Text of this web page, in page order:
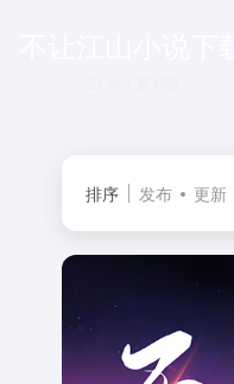
排序 发布 更新